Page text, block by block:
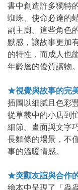
書中創造許多獨特
蜘蛛、使命必達的
副主廚。這些角色
默感，讓故事更加
的特性，而成人也
年齡層的優質讀物。
★視覺與故事的完
插圖以細膩且色彩
從草叢中的小店到
細節。畫面與文字
長麵條的場景，不
事的溫暖情感。
★突顯友誼與合作
繪本中呈現了「蟲